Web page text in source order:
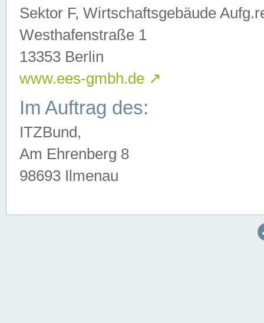
Sektor F, Wirtschaftsgebäude
Westhafenstraße 1
13353 Berlin
www.ees-gmbh.de ↗
Im Auftrag des:
ITZBund,
Am Ehrenberg 8
98693 Ilmenau